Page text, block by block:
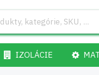
IZOLÁCIE